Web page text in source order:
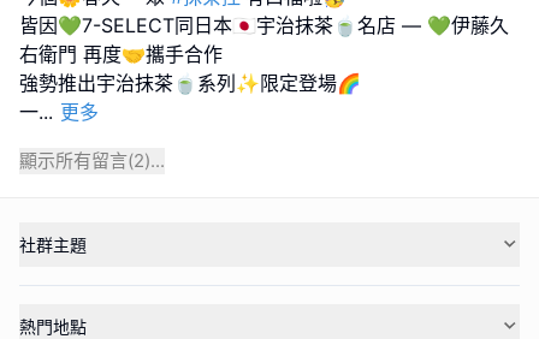
皆因💚7-SELECT同日本🇯🇵宇治抹茶🍵名店 — 💚伊藤久
右衛門 再度🤝攜手合作
強勢推出宇治抹茶🍵系列✨限定登場🌈
一... 更多
顯示所有留言(2)...
社群主題
熱門地點